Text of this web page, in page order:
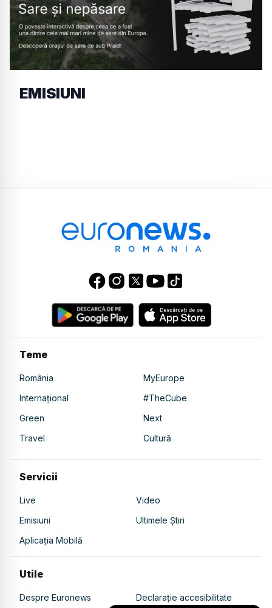
EMISIUNI
Teme
România
MyEurope
Internațional
#TheCube
Green
Next
Travel
Cultură
Servicii
Live
Video
Emisiuni
Ultimele Știri
Aplicația Mobilă
Utile
Despre Euronews Declarație accesibilitate